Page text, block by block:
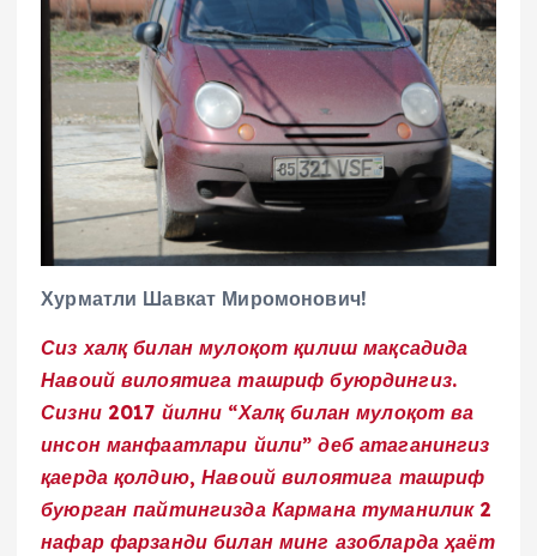
Хурматли Шавкат Миромонович!
Сиз халқ билан мулоқот қилиш мақсадида
Навоий вилоятига ташриф буюрдингиз.
Сизни 2017 йилни “Халқ билан мулоқот ва
инсон манфаатлари йили” деб атаганингиз
қаерда қолдию, Навоий вилоятига ташриф
буюрган пайтингизда Кармана туманилик 2
нафар фарзанди билан минг азобларда ҳаёт